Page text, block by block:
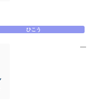
ひこう